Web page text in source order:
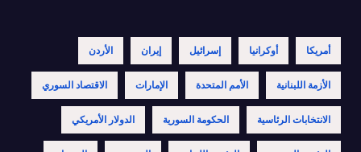
أمريكا أوكرانيا إسرائيل إيران الأردن
الأزمة اللبنانية الأمم المتحدة الإمارات الاقتصاد السوري
الانتخابات الرئاسية الحكومة السورية الدولار الأمريكي